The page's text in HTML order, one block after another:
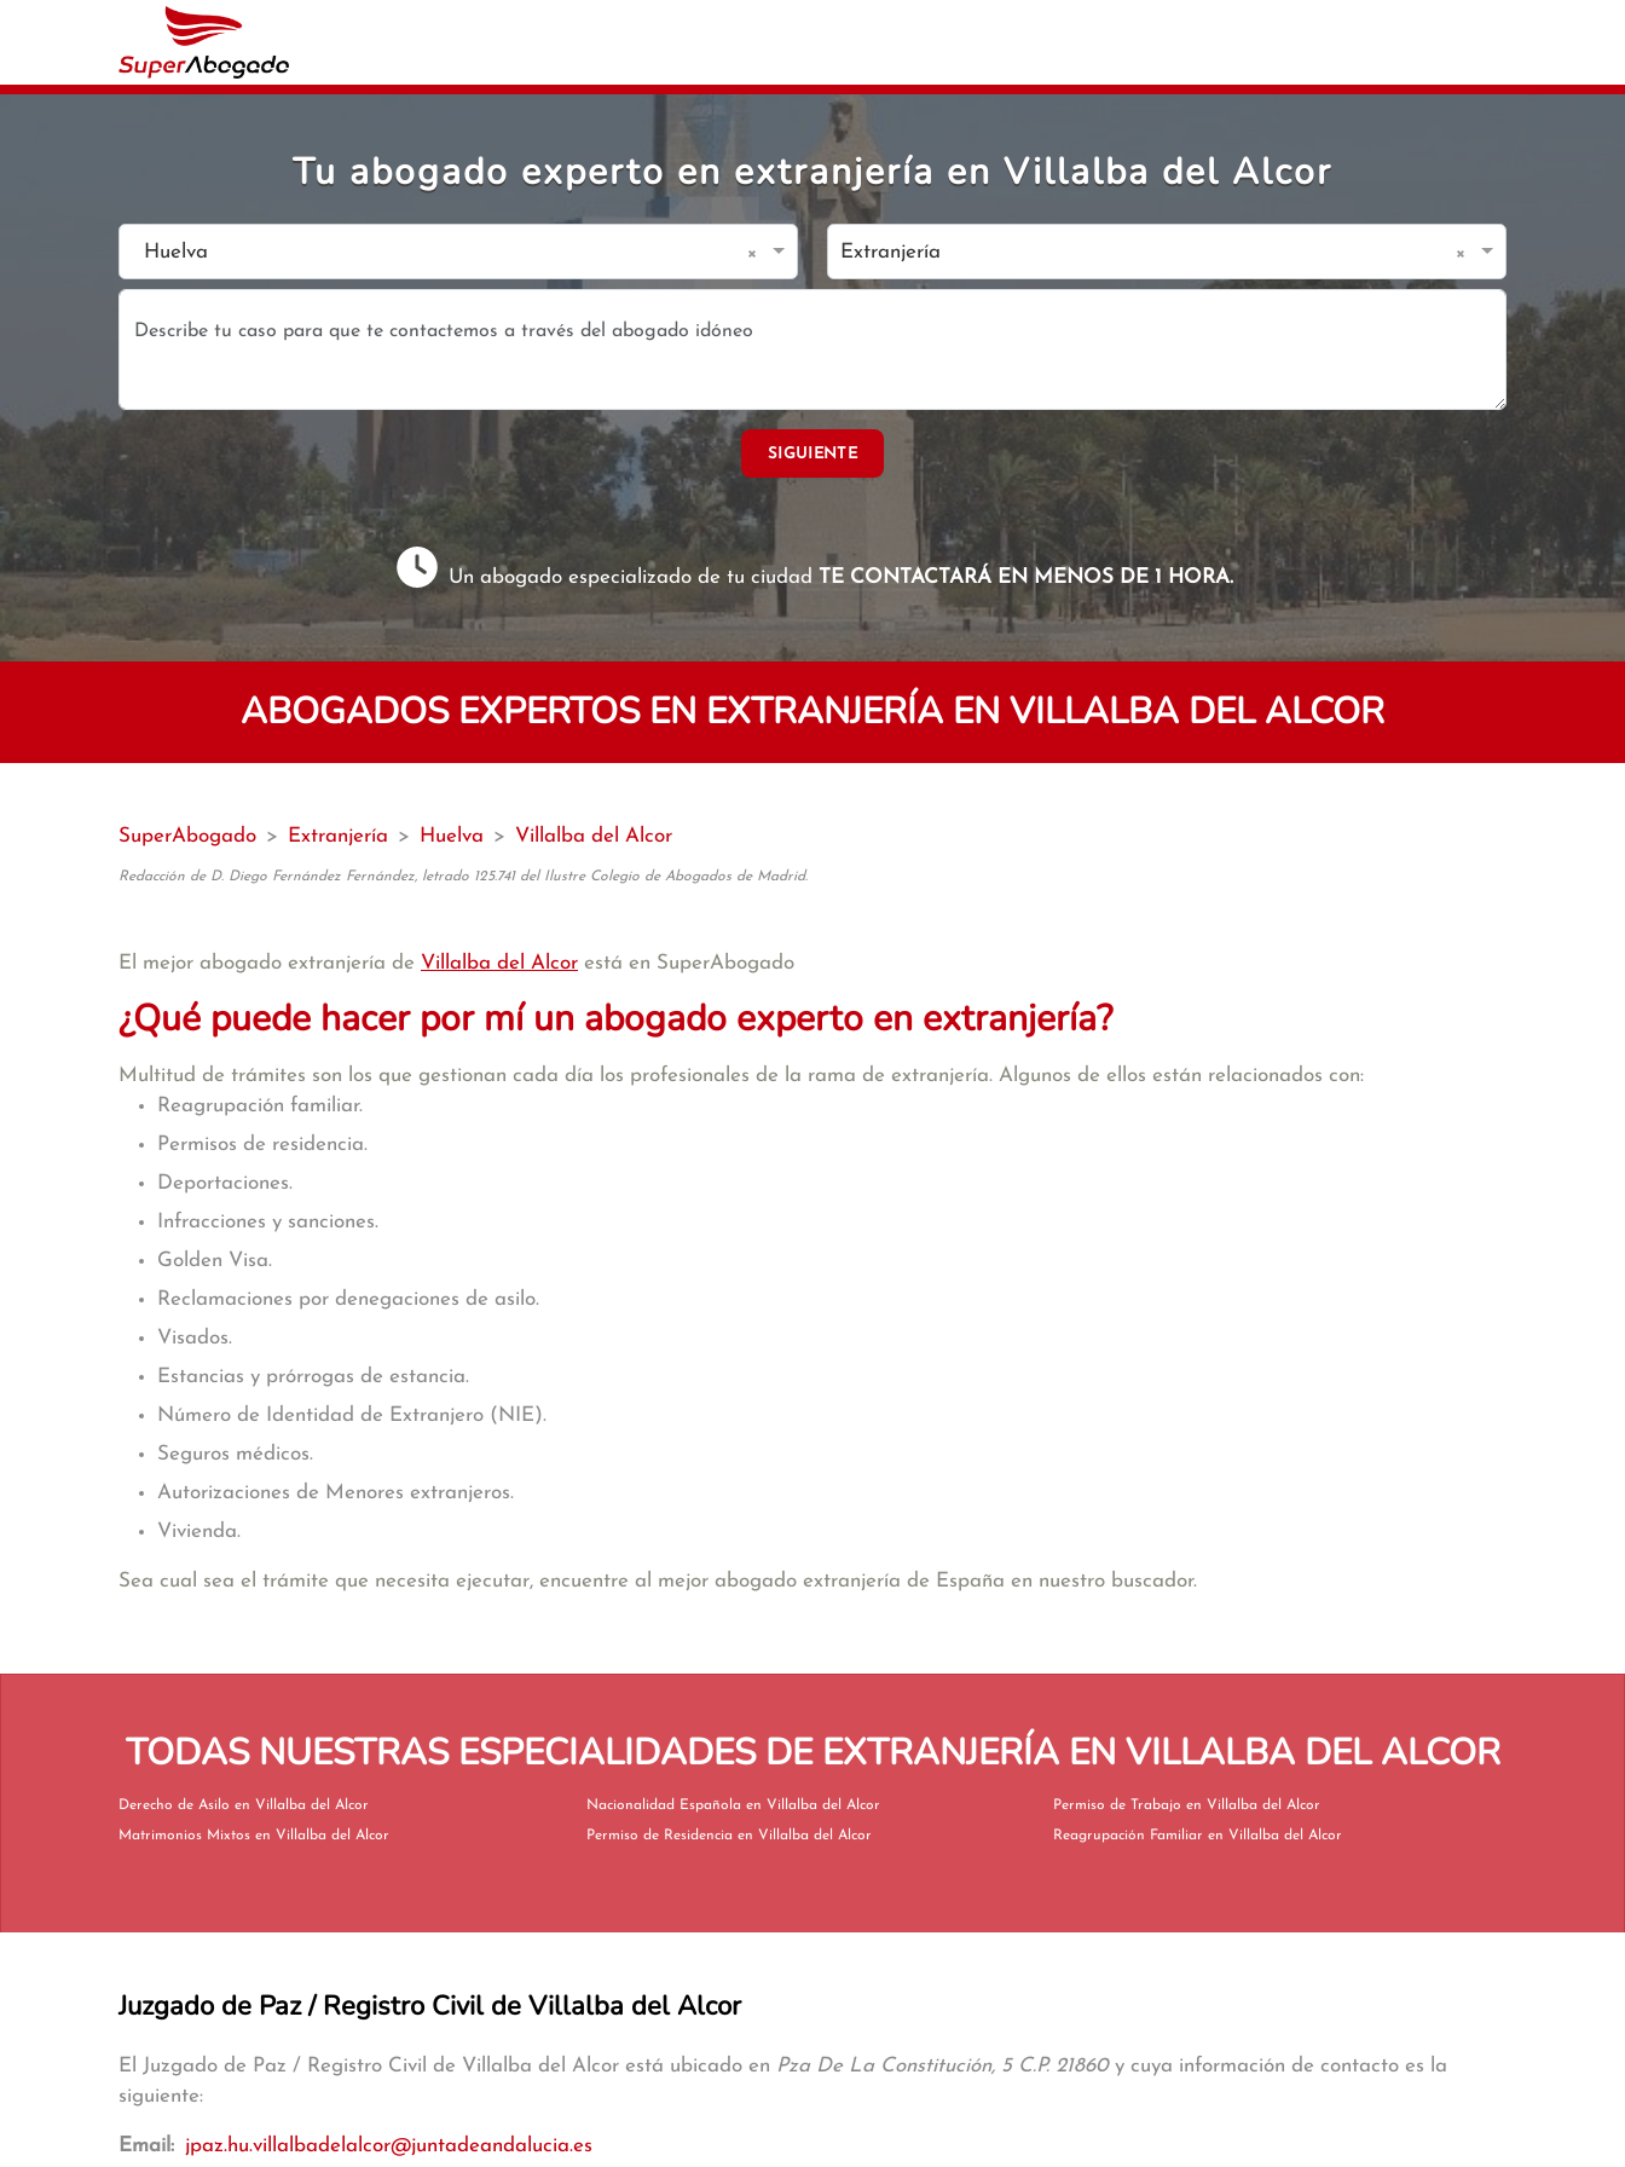
Tu abogado experto en extranjería en Villalba del Alcor
Huelva × Extranjería ×
SIGUIENTE
Un abogado especializado de tu ciudad TE CONTACTARÁ EN MENOS DE 1 HORA.
ABOGADOS EXPERTOS EN EXTRANJERÍA EN VILLALBA DEL ALCOR
SuperAbogado > Extranjería > Huelva > Villalba del Alcor
Redacción de D. Diego Fernández Fernández, letrado 125.741 del Ilustre Colegio de Abogados de Madrid.
El mejor abogado extranjería de Villalba del Alcor está en SuperAbogado
¿Qué puede hacer por mí un abogado experto en extranjería?
Multitud de trámites son los que gestionan cada día los profesionales de la rama de extranjería. Algunos de ellos están relacionados con:
Reagrupación familiar.
Permisos de residencia.
Deportaciones.
Infracciones y sanciones.
Golden Visa.
Reclamaciones por denegaciones de asilo.
Visados.
Estancias y prórrogas de estancia.
Número de Identidad de Extranjero (NIE).
Seguros médicos.
Autorizaciones de Menores extranjeros.
Vivienda.
Sea cual sea el trámite que necesita ejecutar, encuentre al mejor abogado extranjería de España en nuestro buscador.
TODAS NUESTRAS ESPECIALIDADES DE EXTRANJERÍA EN VILLALBA DEL ALCOR
Derecho de Asilo en Villalba del Alcor
Matrimonios Mixtos en Villalba del Alcor
Nacionalidad Española en Villalba del Alcor
Permiso de Residencia en Villalba del Alcor
Permiso de Trabajo en Villalba del Alcor
Reagrupación Familiar en Villalba del Alcor
Juzgado de Paz / Registro Civil de Villalba del Alcor
El Juzgado de Paz / Registro Civil de Villalba del Alcor está ubicado en Pza De La Constitución, 5 C.P. 21860y cuya información de contacto es la
siguiente:
Email: jpaz.hu.villalbadelalcor@juntadeandalucia.es